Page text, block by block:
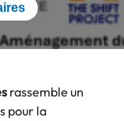
rassemble un
pour la